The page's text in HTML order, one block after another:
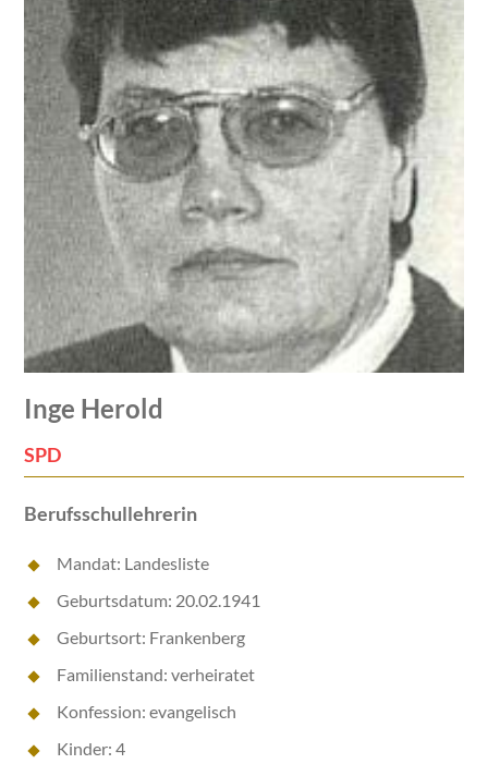
Inge Herold
SPD
Berufsschullehrerin
Mandat: Landesliste
Geburtsdatum: 20.02.1941
Geburtsort: Frankenberg
Familienstand: verheiratet
Konfession: evangelisch
Kinder: 4